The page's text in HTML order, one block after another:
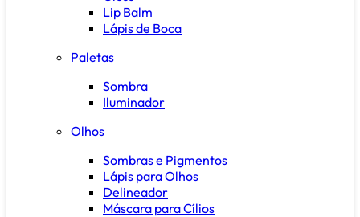
Lip Balm
Lápis de Boca
Paletas
Sombra
Iluminador
Olhos
Sombras e Pigmentos
Lápis para Olhos
Delineador
Máscara para Cílios